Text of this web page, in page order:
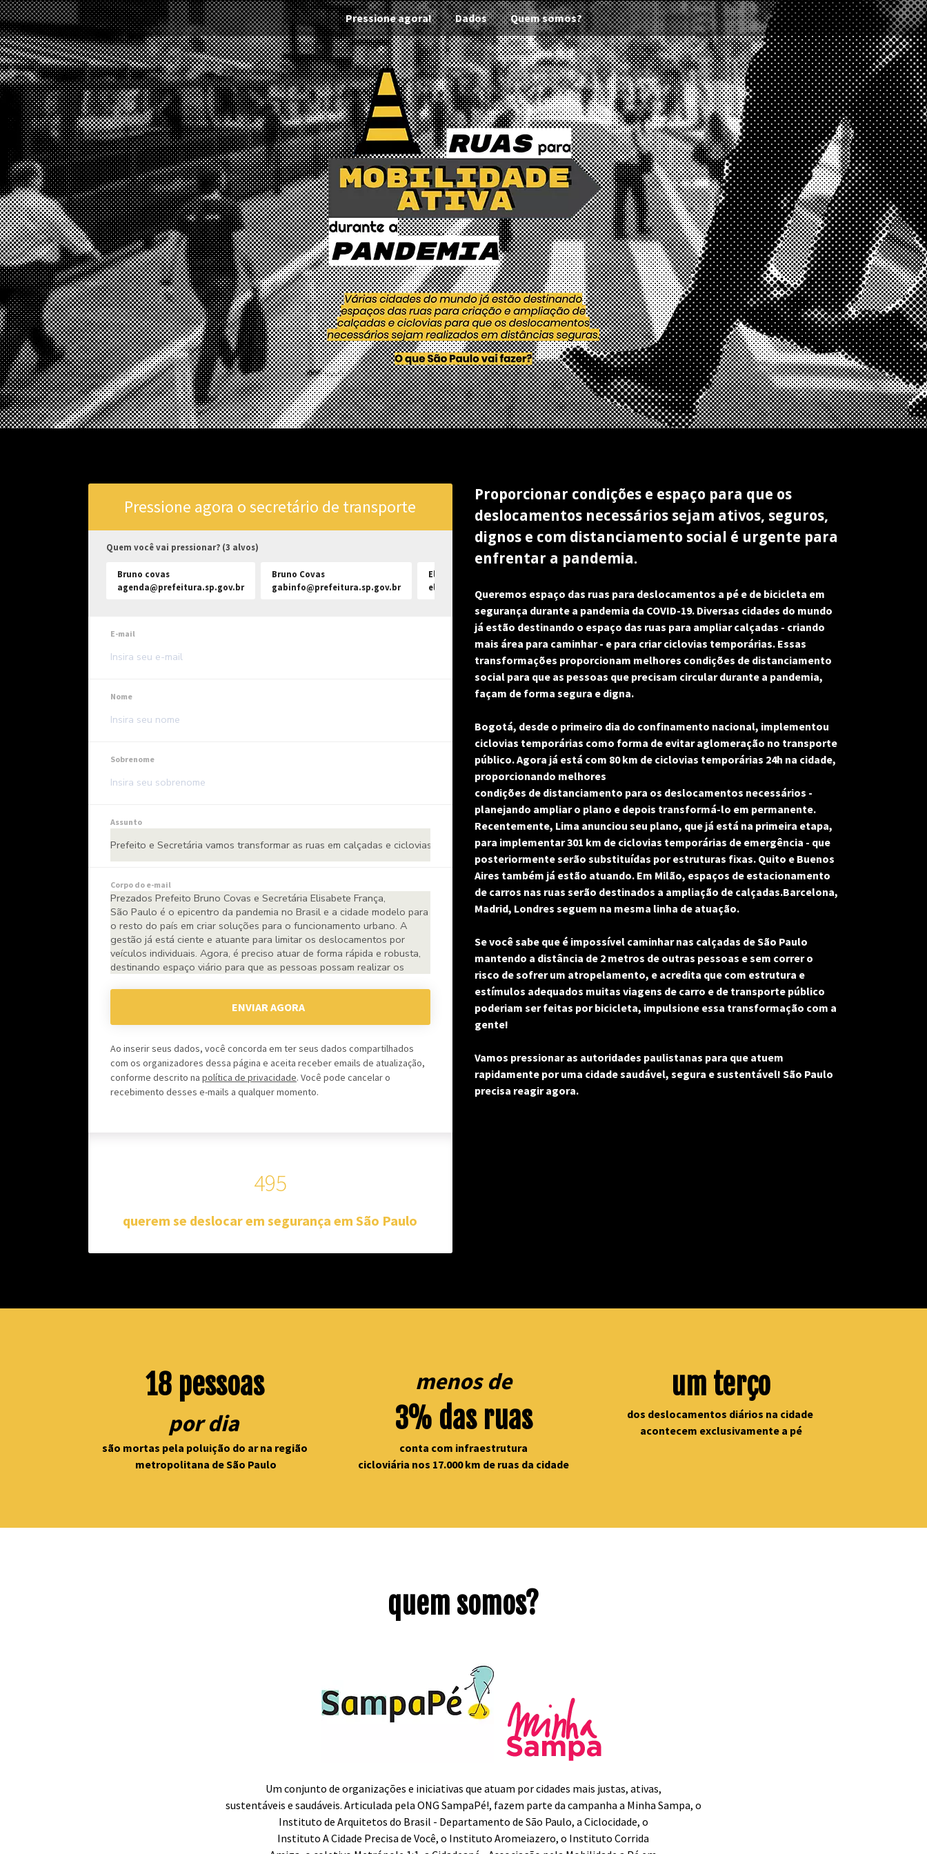
Pressione agora! Dados Quem somos?
Pressione agora o secretário de transporte
Quem você vai pressionar? (3 alvos)
Bruno covas
agenda@prefeitura.sp.gov.br
Bruno Covas
gabinfo@prefeitura.sp.gov.br
Elisabete França
elisabetef@cetsp.com.br
E-mail
Nome
Sobrenome
Assunto
Corpo do e-mail
ENVIAR AGORA
Ao inserir seus dados, você concorda em ter seus dados compartilhados
com os organizadores dessa página e aceita receber emails de atualização,
conforme descrito na política de privacidade. Você pode cancelar o
recebimento desses e-mails a qualquer momento.
495
querem se deslocar em segurança em São Paulo
Proporcionar condições e espaço para que os
deslocamentos necessários sejam ativos, seguros,
dignos e com distanciamento social é urgente para
enfrentar a pandemia.
Queremos espaço das ruas para deslocamentos a pé e de bicicleta em
segurança durante a pandemia da COVID-19. Diversas cidades do mundo
já estão destinando o espaço das ruas para ampliar calçadas - criando
mais área para caminhar - e para criar ciclovias temporárias. Essas
transformações proporcionam melhores condições de distanciamento
social para que as pessoas que precisam circular durante a pandemia,
façam de forma segura e digna.
Bogotá, desde o primeiro dia do confinamento nacional, implementou
ciclovias temporárias como forma de evitar aglomeração no transporte
público. Agora já está com 80 km de ciclovias temporárias 24h na cidade,
proporcionando melhores
condições de distanciamento para os deslocamentos necessários -
planejando ampliar o plano e depois transformá-lo em permanente.
Recentemente, Lima anunciou seu plano, que já está na primeira etapa,
para implementar 301 km de ciclovias temporárias de emergência - que
posteriormente serão substituídas por estruturas fixas. Quito e Buenos
Aires também já estão atuando. Em Milão, espaços de estacionamento
de carros nas ruas serão destinados a ampliação de calçadas.Barcelona,
Madrid, Londres seguem na mesma linha de atuação.
Se você sabe que é impossível caminhar nas calçadas de São Paulo
mantendo a distância de 2 metros de outras pessoas e sem correr o
risco de sofrer um atropelamento, e acredita que com estrutura e
estímulos adequados muitas viagens de carro e de transporte público
poderiam ser feitas por bicicleta, impulsione essa transformação com a
gente!
Vamos pressionar as autoridades paulistanas para que atuem
rapidamente por uma cidade saudável, segura e sustentável! São Paulo
precisa reagir agora.
18 pessoas
por dia
são mortas pela poluição do ar na região
metropolitana de São Paulo
menos de
3% das ruas
conta com infraestrutura
cicloviária nos 17.000 km de ruas da cidade
um terço
dos deslocamentos diários na cidade
acontecem exclusivamente a pé
quem somos?
Um conjunto de organizações e iniciativas que atuam por cidades mais justas, ativas,
sustentáveis e saudáveis. Articulada pela ONG SampaPé!, fazem parte da campanha a Minha Sampa, o
Instituto de Arquitetos do Brasil - Departamento de São Paulo, a Ciclocidade, o
Instituto A Cidade Precisa de Você, o Instituto Aromeiazero, o Instituto Corrida